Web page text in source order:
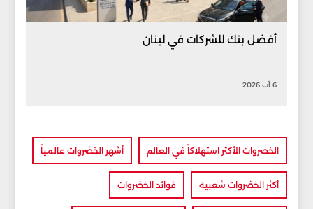
أفضل بنك للشركات في لبنان
6 آب 2026
الخضروات الأكثر استهلاكاً في العالم أشهر الخضروات عالمياً
أكثر الخضروات شعبية فوائد الخضروات